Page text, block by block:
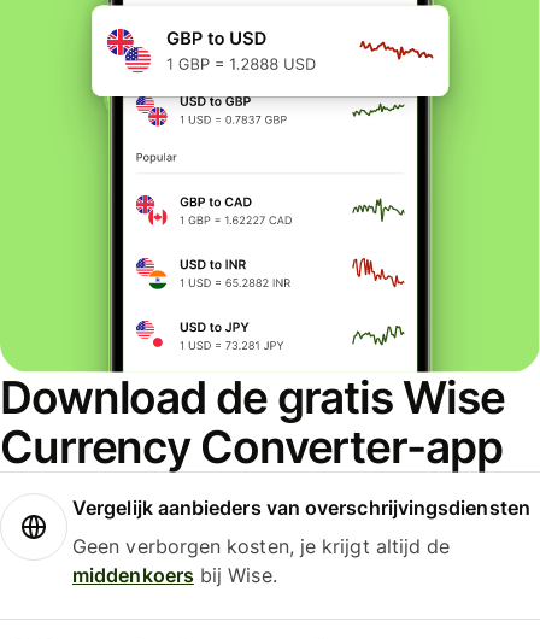
Download de gratis Wise
Currency Converter-app
Vergelijk aanbieders van overschrijvingsdiensten
Geen verborgen kosten, je krijgt altijd de
middenkoersbij Wise.